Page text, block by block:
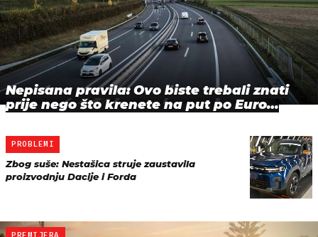
Nepisana pravila: Ovo biste trebali znati
prije nego što krenete na put po Euro…
PROBLEMI
Zbog suše: Nestašica struje zaustavila
proizvodnju Dacije i Forda